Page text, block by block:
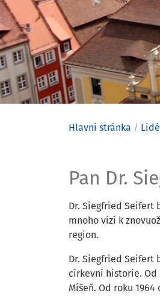
Hlavní stránka
PanPan Dr.
Dr. Siegfried Seifert
mnoho vizí k
region.
Dr. Siegfried Seifert
církevní historie. Od
Míšeň. Od roku